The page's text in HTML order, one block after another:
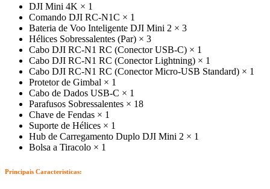
DJI Mini 4K × 1
Comando DJI RC-N1C × 1
Bateria de Voo Inteligente DJI Mini 2 × 3
Hélices Sobressalentes (Par) × 3
Cabo DJI RC-N1 RC (Conector USB-C) × 1
Cabo DJI RC-N1 RC (Conector Lightning) × 1
Cabo DJI RC-N1 RC (Conector Micro-USB Standard) × 1
Protetor de Gimbal × 1
Cabo de Dados USB-C × 1
Parafusos Sobressalentes × 18
Chave de Fendas × 1
Suporte de Hélices × 1
Hub de Carregamento Duplo DJI Mini 2 × 1
Bolsa a Tiracolo × 1
Principais Caracteristicas: